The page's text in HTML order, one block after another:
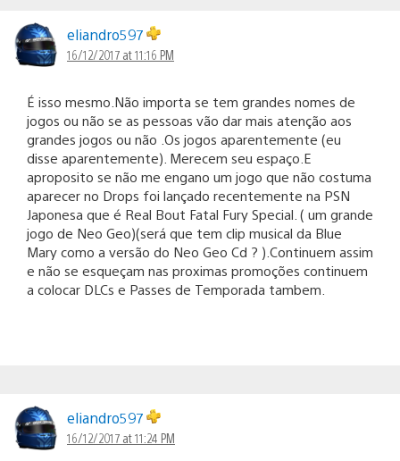
eliandro597
16/12/2017 at 11:16 PM
É isso mesmo.Não importa se tem grandes nomes de
jogos ou não se as pessoas vão dar mais atenção aos
grandes jogos ou não .Os jogos aparentemente (eu
disse aparentemente). Merecem seu espaço.E
aproposito se não me engano um jogo que não costuma
aparecer no Drops foi lançado recentemente na PSN
Japonesa que é Real Bout Fatal Fury Special. ( um grande
jogo de Neo Geo)(será que tem clip musical da Blue
Mary como a versão do Neo Geo Cd ? ).Continuem assim
e não se esqueçam nas proximas promoções continuem
a colocar DLCs e Passes de Temporada tambem.
eliandro597
16/12/2017 at 11:24 PM